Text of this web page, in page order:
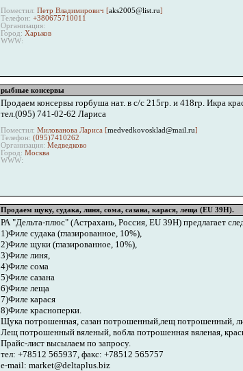
Поместил: Петр Владимирович [aks2005@list.ru]
Телефон: +380675710011
Организация:
Город: Харьков
WWW:
рыбные консервы
Продаем консервы горбуша нат. в с/с 215гр. и 418гр. Икра
тел.(095) 741-02-62 Лариса
Поместил: Милованова Лариса [medvedkovosklad@mail.ru]
Телефон: (095)7410262
Организация: Медведково
Город: Москва
WWW:
Продаем щуку, судака, линя, сома, сазана, карася, леща (EU 39H).
РА "Дельта-плюс" (Астрахань, Россия, EU 39H) предлагает
1)Филе судака (глазированное, 10%),
2)Филе щуки (глазированное, 10%),
3)Филе линя,
4)Филе сома
5)Филе сазана
6)Филе леща
7)Филе карася
8)Филе красноперки.
Щука потрошенная, сазан потрошенный,лещ потрошенный,
Лещ потрошенный вяленый, вобла потрошенная вяленая,
Прайс-лист высылаем по запросу.
тел: +78512 565937, факс: +78512 565757
e-mail: market@deltaplus.biz